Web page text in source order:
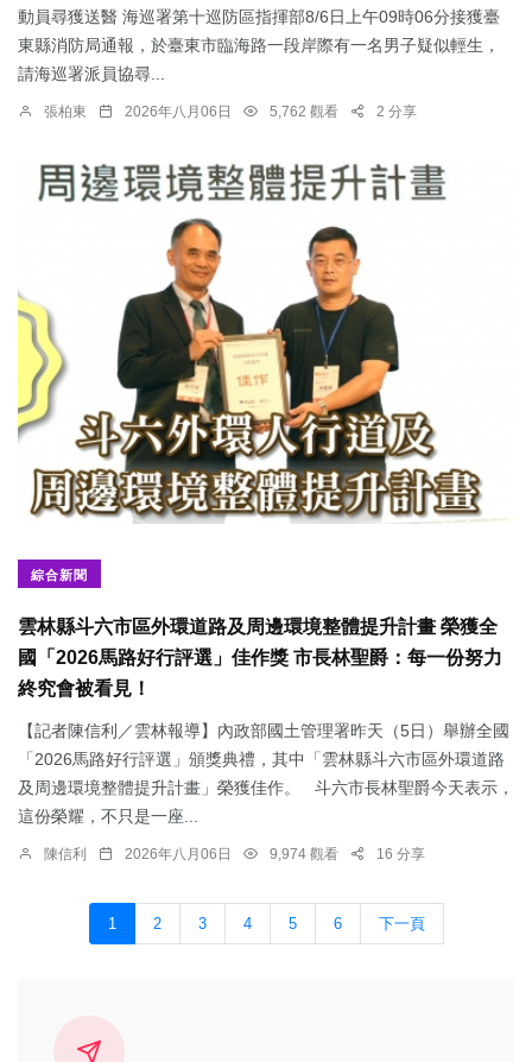
動員尋獲送醫 海巡署第十巡防區指揮部8/6日上午09時06分接獲臺
東縣消防局通報，於臺東市臨海路一段岸際有一名男子疑似輕生，
請海巡署派員協尋...
張柏東 2026年八月06日 5,762 觀看 2 分享
綜合新聞
雲林縣斗六市區外環道路及周邊環境整體提升計畫 榮獲全
國「2026馬路好行評選」佳作獎 市長林聖爵：每一份努力
終究會被看見！
【記者陳信利／雲林報導】內政部國土管理署昨天（5日）舉辦全國
「2026馬路好行評選」頒獎典禮，其中「雲林縣斗六市區外環道路
及周邊環境整體提升計畫」榮獲佳作。 斗六市長林聖爵今天表示，
這份榮耀，不只是一座...
陳信利 2026年八月06日 9,974 觀看 16 分享
1 2 3 4 5 6 下一頁